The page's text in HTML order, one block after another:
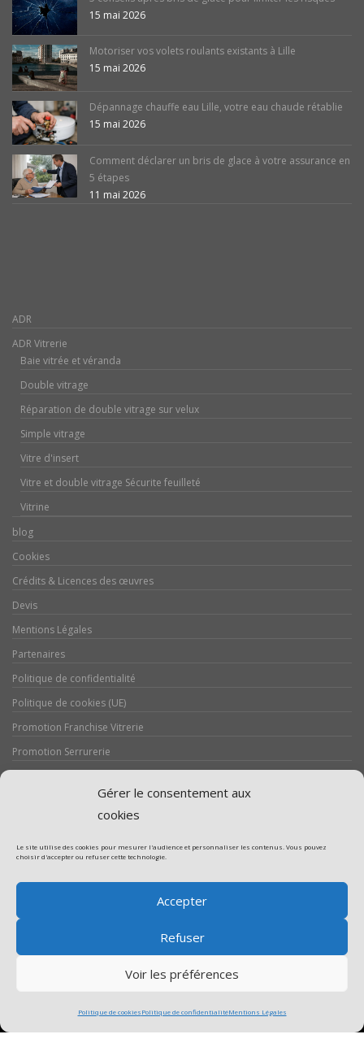
Gérer le consentement aux
cookies
Le site utilise des cookies pour mesurer l'audience et personnaliser les contenus. Vous pouvez
choisir d'accepter ou refuser cette technologie.
Accepter
Refuser
Voir les préférences
Politique de cookiesPolitique de confidentialitéMentions Légales
15 mai 2026
Motoriser vos volets roulants existants à Lille
15 mai 2026
Dépannage chauffe eau Lille, votre eau chaude rétablie
15 mai 2026
Comment déclarer un bris de glace à votre assurance en
5 étapes
11 mai 2026
ADR
ADR Vitrerie
Baie vitrée et véranda
Double vitrage
Réparation de double vitrage sur velux
Simple vitrage
Vitre d'insert
Vitre et double vitrage Sécurite feuilleté
Vitrine
blog
Cookies
Crédits & Licences des œuvres
Devis
Mentions Légales
Partenaires
Politique de confidentialité
Politique de cookies (UE)
Promotion Franchise Vitrerie
Promotion Serrurerie